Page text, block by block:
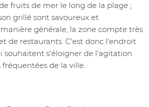
fruits de mer le long de la plage ;
grillé sont savoureux et
générale, la zone compte très
de restaurants. C'est donc l'endroit
souhaitent s'éloigner de l'agitation
fréquentées de la ville.